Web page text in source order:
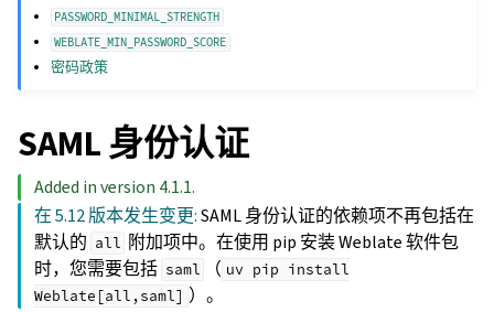
PASSWORD_MINIMAL_STRENGTH
WEBLATE_MIN_PASSWORD_SCORE
密码政策
SAML 身份认证
Added in version 4.1.1.
在 5.12 版本发生变更:SAML 身份认证的依赖项不再包括在
默认的 all 附加项中。在使用 pip 安装 Weblate 软件包
时，您需要包括 saml （ uv pip install
Weblate[all,saml] ）。